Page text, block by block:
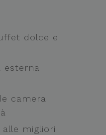
dolce e
esterna
camera
alle migliori